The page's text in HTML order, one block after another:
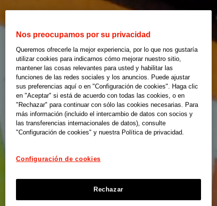
Nos preocupamos por su privacidad
Queremos ofrecerle la mejor experiencia, por lo que nos gustaría
utilizar cookies para indicarnos cómo mejorar nuestro sitio,
mantener las cosas relevantes para usted y habilitar las
funciones de las redes sociales y los anuncios. Puede ajustar
sus preferencias aquí o en "Configuración de cookies". Haga clic
en "Aceptar" si está de acuerdo con todas las cookies, o en
"Rechazar" para continuar con sólo las cookies necesarias. Para
más información (incluido el intercambio de datos con socios y
las transferencias internacionales de datos), consulte
"Configuración de cookies" y nuestra Política de privacidad.
Configuración de cookies
Rechazar